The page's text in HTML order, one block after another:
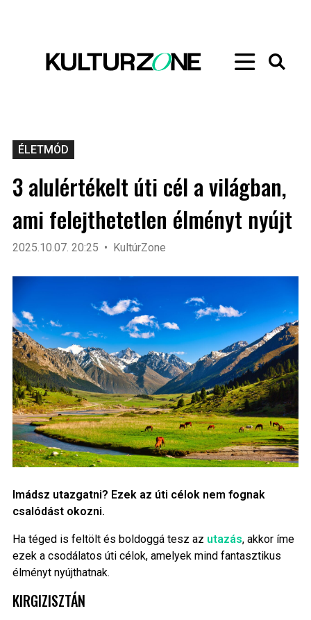
ÉLETMÓD
3 alulértékelt úti cél a világban,
ami felejthetetlen élményt nyújt
2025.10.07. 20:25 KultúrZone
Imádsz utazgatni? Ezek az úti célok nem fognak
csalódást okozni.
Ha téged is feltölt és boldoggá tesz az utazás, akkor íme
ezek a csodálatos úti célok, amelyek mind fantasztikus
élményt nyújthatnak.
KIRGIZISZTÁN